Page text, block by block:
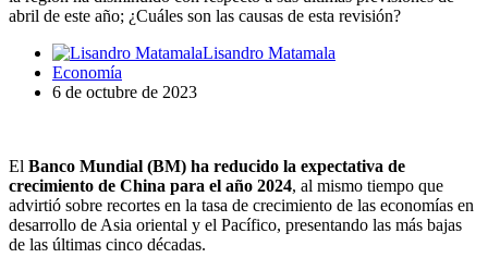
abril de este año; ¿Cuáles son las causas de esta revisión?
Lisandro Matamala
Economía
6 de octubre de 2023
El Banco Mundial (BM) ha reducido la expectativa de
crecimiento de China para el año 2024, al mismo tiempo que
advirtió sobre recortes en la tasa de crecimiento de las economías en
desarrollo de Asia oriental y el Pacífico, presentando las más bajas
de las últimas cinco décadas.